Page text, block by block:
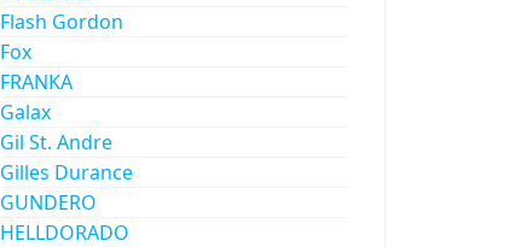
Flash Gordon
Fox
FRANKA
Galax
Gil St. Andre
Gilles Durance
GUNDERO
HELLDORADO